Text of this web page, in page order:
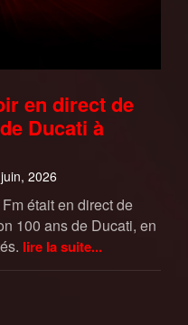
en direct de
Ducati à
2026
était en direct de
100 ans de Ducati, en
lire la suite...